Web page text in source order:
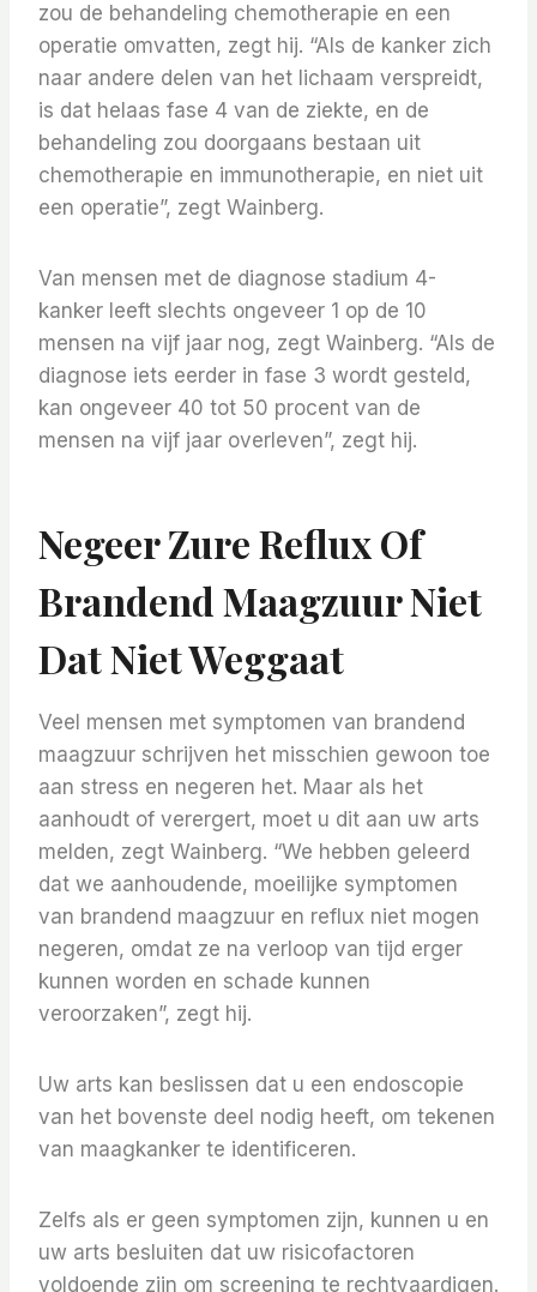
zou de behandeling chemotherapie en een
operatie omvatten, zegt hij. “Als de kanker zich
naar andere delen van het lichaam verspreidt,
is dat helaas fase 4 van de ziekte, en de
behandeling zou doorgaans bestaan ​​uit
chemotherapie en immunotherapie, en niet uit
een operatie”, zegt Wainberg.
Van mensen met de diagnose stadium 4-
kanker leeft slechts ongeveer 1 op de 10
mensen na vijf jaar nog, zegt Wainberg. “Als de
diagnose iets eerder in fase 3 wordt gesteld,
kan ongeveer 40 tot 50 procent van de
mensen na vijf jaar overleven”, zegt hij.
Negeer Zure Reflux Of
Brandend Maagzuur Niet
Dat Niet Weggaat
Veel mensen met symptomen van brandend
maagzuur schrijven het misschien gewoon toe
aan stress en negeren het. Maar als het
aanhoudt of verergert, moet u dit aan uw arts
melden, zegt Wainberg. “We hebben geleerd
dat we aanhoudende, moeilijke symptomen
van brandend maagzuur en reflux niet mogen
negeren, omdat ze na verloop van tijd erger
kunnen worden en schade kunnen
veroorzaken”, zegt hij.
Uw arts kan beslissen dat u een endoscopie
van het bovenste deel nodig heeft, om tekenen
van maagkanker te identificeren.
Zelfs als er geen symptomen zijn, kunnen u en
uw arts besluiten dat uw risicofactoren
voldoende zijn om screening te rechtvaardigen.